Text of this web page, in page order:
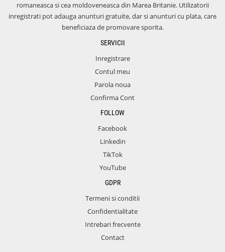
romaneasca si cea moldoveneasca din Marea Britanie. Utilizatorii
inregistrati pot adauga anunturi gratuite, dar si anunturi cu plata, care
beneficiaza de promovare sporita.
SERVICII
Inregistrare
Contul meu
Parola noua
Confirma Cont
FOLLOW
Facebook
Linkedin
TikTok
YouTube
GDPR
Termeni si conditii
Confidentialitate
Intrebari frecvente
Contact